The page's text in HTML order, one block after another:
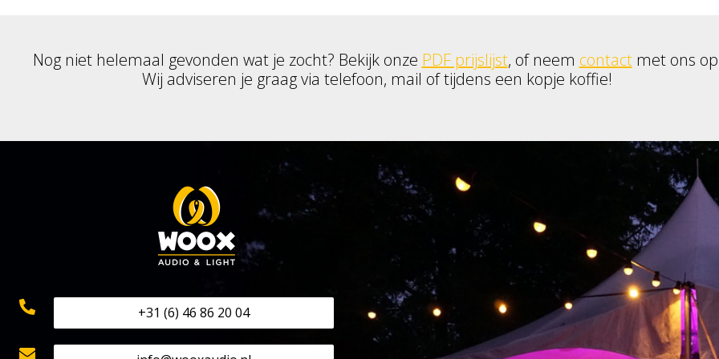
Nog niet helemaal gevonden wat je zocht? Bekijk onze PDF prijslijst, of neem contactmet ons
Wij adviseren je graag via telefoon, mail of tijdens een kopje koffie!
+31 (6) 46 86 20 04